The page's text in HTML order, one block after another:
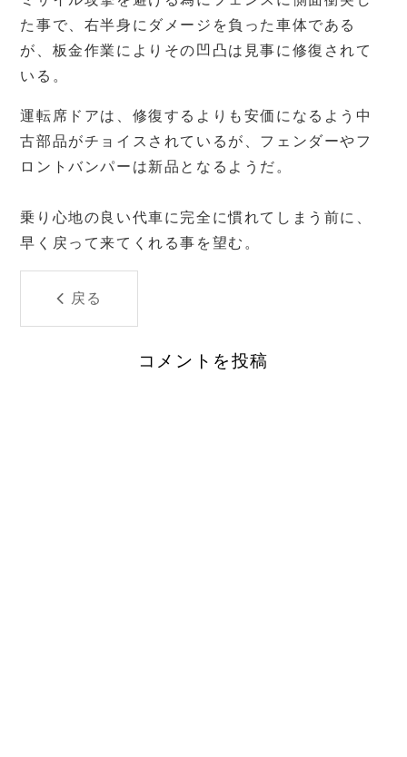
た事で、右半身にダメージを負った車体である
が、板金作業によりその凹凸は見事に修復されて
いる。
運転席ドアは、修復するよりも安価になるよう中
古部品がチョイスされているが、フェンダーやフ
ロントバンパーは新品となるようだ。
乗り心地の良い代車に完全に慣れてしまう前に、
早く戻って来てくれる事を望む。
戻る
コメントを投稿